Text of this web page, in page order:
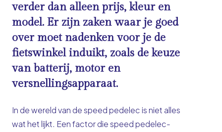
verder dan alleen prijs, kleur en
model. Er zijn zaken waar je goed
over moet nadenken voor je de
fietswinkel induikt, zoals de keuze
van batterij, motor en
versnellingsapparaat.
In de wereld van de speed pedelec is niet alles
wat het lijkt. Een factor die speed pedelec-